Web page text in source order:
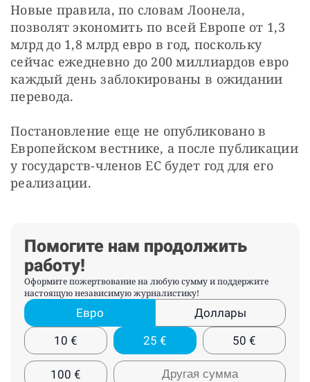
Новые правила, по словам Лоонела,
позволят экономить по всей Европе от 1,3
млрд до 1,8 млрд евро в год, поскольку
сейчас ежедневно до 200 миллиардов евро
каждый день заблокированы в ожидании
перевода.
Постановление еще не опубликовано в
Европейском вестнике, а после публикации
у государств-членов ЕС будет год для его
реализации.
Помогите нам продолжить
работу!
Оформите пожертвование на любую сумму и поддержите
настоящую независимую журналистику!
Евро
Доллары
10 € 25 € 50 €
100 €